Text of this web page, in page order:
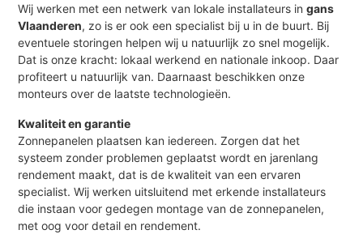
Wij werken met een netwerk van lokale installateurs ingans
Vlaanderen, zo is er ook een specialist bij u in de buurt. Bij
eventuele storingen helpen wij u natuurlijk zo snel mogelijk.
Dat is onze kracht: lokaal werkend en nationale inkoop. Daar
profiteert u natuurlijk van. Daarnaast beschikken onze
monteurs over de laatste technologieën.
Kwaliteit en garantie
Zonnepanelen plaatsen kan iedereen. Zorgen dat het
systeem zonder problemen geplaatst wordt en jarenlang
rendement maakt, dat is de kwaliteit van een ervaren
specialist. Wij werken uitsluitend met erkende installateurs
die instaan voor gedegen montage van de zonnepanelen,
met oog voor detail en rendement.